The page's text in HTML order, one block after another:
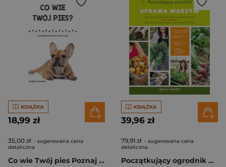
KSIĄŻKA
18,99 zł
35,00 zł - sugerowana cena
detaliczna
Co wie Twój pies Poznaj sposób rozumienia świata przez psy
KSIĄŻKA
39,96 zł
79,91 zł - sugerowana cena
detaliczna
Początkujący ogrodnik Uprawa warzyw